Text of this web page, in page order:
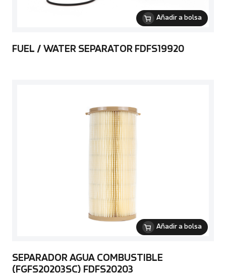
Añadir a bolsa
FUEL / WATER SEPARATOR FDFS19920
Añadir a bolsa
SEPARADOR AGUA COMBUSTIBLE
(FGFS20203SC) FDFS20203